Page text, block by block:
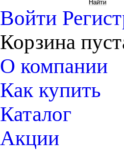
Войти
Корзина
О компании
Как купить
Каталог
Акции